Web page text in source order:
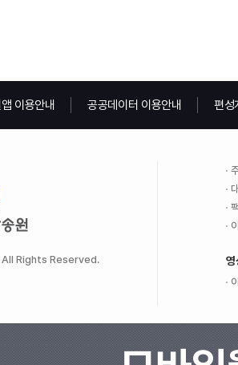
이용안내 공공데이터 이용안내 편성
Rights Reserved. 영